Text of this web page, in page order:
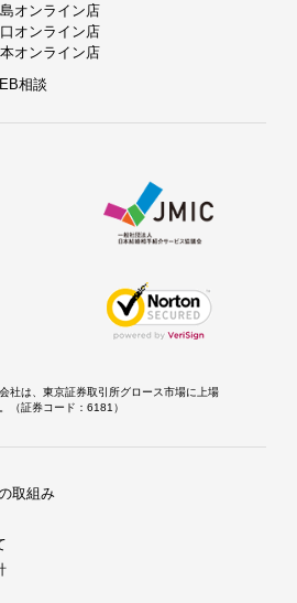
オンライン店
オンライン店
オンライン店
相談
社は、東京証券取引所グロース市場に上場
（証券コード：6181）
取組み